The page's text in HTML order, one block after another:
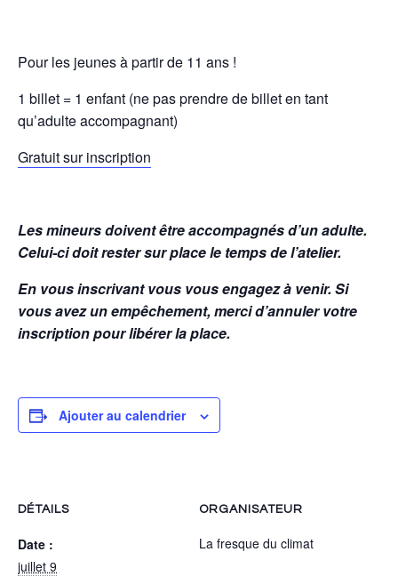
Pour les jeunes à partir de 11 ans !
1 billet = 1 enfant (ne pas prendre de billet en tant
qu’adulte accompagnant)
Gratuit sur inscription
Les mineurs doivent être accompagnés d’un adulte.
Celui-ci doit rester sur place le temps de l’atelier.
En vous inscrivant vous vous engagez à venir. Si
vous avez un empêchement, merci d’annuler votre
inscription pour libérer la place.
Ajouter au calendrier
DÉTAILS
Date :
juillet 9
ORGANISATEUR
La fresque du climat